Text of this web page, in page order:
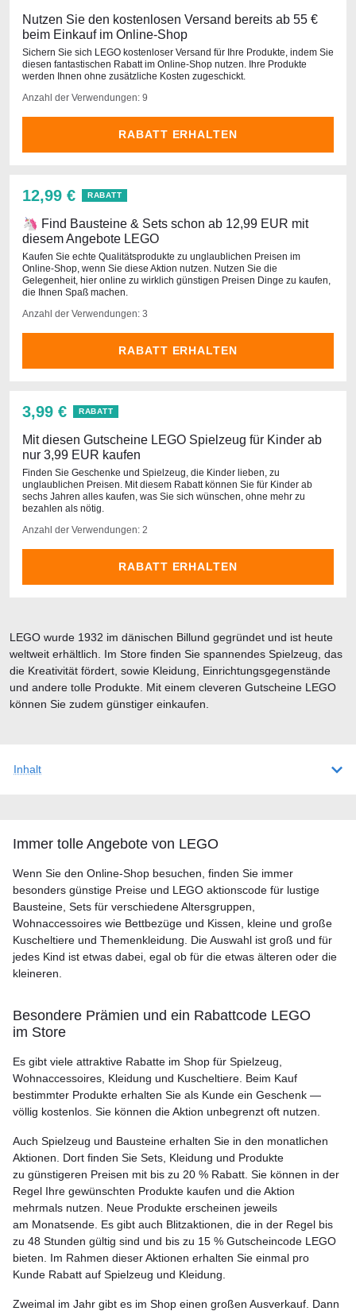
Nutzen Sie den kostenlosen Versand bereits ab 55 €
beim Einkauf im Online-Shop
Sichern Sie sich LEGO kostenloser Versand für Ihre Produkte, indem Sie
diesen fantastischen Rabatt im Online-Shop nutzen. Ihre Produkte
werden Ihnen ohne zusätzliche Kosten zugeschickt.
Anzahl der Verwendungen: 9
RABATT ERHALTEN
12,99 € RABATT
🦄 Find Bausteine ​​& Sets schon ab 12,99 EUR mit
diesem Angebote LEGO
Kaufen Sie echte Qualitätsprodukte zu unglaublichen Preisen im
Online-Shop, wenn Sie diese Aktion nutzen. Nutzen Sie die
Gelegenheit, hier online zu wirklich günstigen Preisen Dinge zu kaufen,
die Ihnen Spaß machen.
Anzahl der Verwendungen: 3
RABATT ERHALTEN
3,99 € RABATT
Mit diesen Gutscheine LEGO Spielzeug für Kinder ab
nur 3,99 EUR kaufen
Finden Sie Geschenke und Spielzeug, die Kinder lieben, zu
unglaublichen Preisen. Mit diesem Rabatt können Sie für Kinder ab
sechs Jahren alles kaufen, was Sie sich wünschen, ohne mehr zu
bezahlen als nötig.
Anzahl der Verwendungen: 2
RABATT ERHALTEN
Inhalt
Immer tolle Angebote von LEGO
Wenn Sie den Online-Shop besuchen, finden Sie immer
besonders günstige Preise und LEGO aktionscode für lustige
Bausteine, Sets für verschiedene Altersgruppen,
Wohnaccessoires wie Bettbezüge und Kissen, kleine und große
Kuscheltiere und Themenkleidung. Die Auswahl ist groß und für
jedes Kind ist etwas dabei, egal ob für die etwas älteren oder die
kleineren.
Besondere Prämien und ein Rabattcode LEGO
im Store
Es gibt viele attraktive Rabatte im Shop für Spielzeug,
Wohnaccessoires, Kleidung und Kuscheltiere. Beim Kauf
bestimmter Produkte erhalten Sie als Kunde ein Geschenk —
völlig kostenlos. Sie können die Aktion unbegrenzt oft nutzen.
Auch Spielzeug und Bausteine erhalten Sie in den monatlichen
Aktionen. Dort finden Sie Sets, Kleidung und Produkte
zu günstigeren Preisen mit bis zu 20 % Rabatt. Sie können in der
Regel Ihre gewünschten Produkte kaufen und die Aktion
mehrmals nutzen. Neue Produkte erscheinen jeweils
am Monatsende. Es gibt auch Blitzaktionen, die in der Regel bis
zu 48 Stunden gültig sind und bis zu 15 % Gutscheincode LEGO
bieten. Im Rahmen dieser Aktionen erhalten Sie einmal pro
Kunde Rabatt auf Spielzeug und Kleidung.
Zweimal im Jahr gibt es im Shop einen großen Ausverkauf. Dann
LEGO wurde 1932 im dänischen Billund gegründet und ist heute
weltweit erhältlich. Im Store finden Sie spannendes Spielzeug, das
die Kreativität fördert, sowie Kleidung, Einrichtungsgegenstände
und andere tolle Produkte. Mit einem cleveren Gutscheine LEGO
können Sie zudem günstiger einkaufen.